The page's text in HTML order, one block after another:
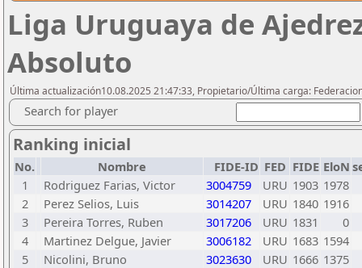
Liga Uruguaya de
Absoluto
Última actualización10.08.2025 21:47:33, Propietario/Última carga:
Search for player
Ranking inicial
No. Nombre FIDE-ID FED FIDE EloN
1
Rodriguez Farias, Victor 3004759 URU 1903 1978
2
Perez Selios, Luis 3014207 URU 1840 1916
3
Pereira Torres, Ruben 3017206 URU 1831
0
4
Martinez Delgue, Javier 3006182 URU 1683 1594
5
Nicolini, Bruno 3023630 URU 1666 1375